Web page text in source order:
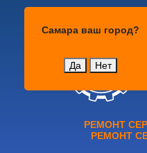
Самара ваш город?
Да Нет
РЕМОНТ
РЕМОНТ